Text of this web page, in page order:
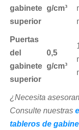
gabinete
superior
g/cm³
Puertas
del
gabinete
superior
0,5
g/cm³
¿Necesita
Consulte nuestras
tableros de